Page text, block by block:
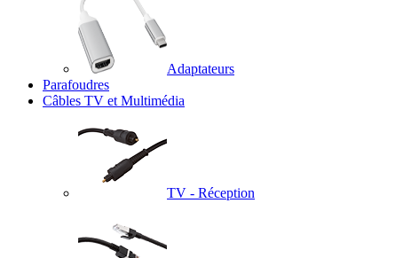
Adaptateurs
Parafoudres
Câbles TV et Multimédia
TV - Réception